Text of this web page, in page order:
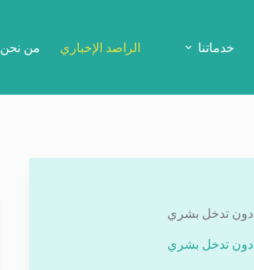
خدماتنا الراصد الإخباري من نحن